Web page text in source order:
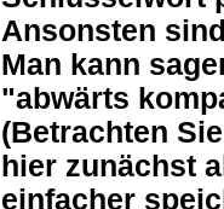
Ansonsten
Man kann
"abwärts
(Betrachten
hier zunächst
einfacher